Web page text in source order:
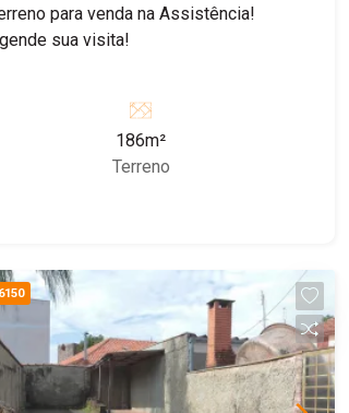
Claro/SPpara venda na Assistência!
sua visita!
186m²
Terreno
6150